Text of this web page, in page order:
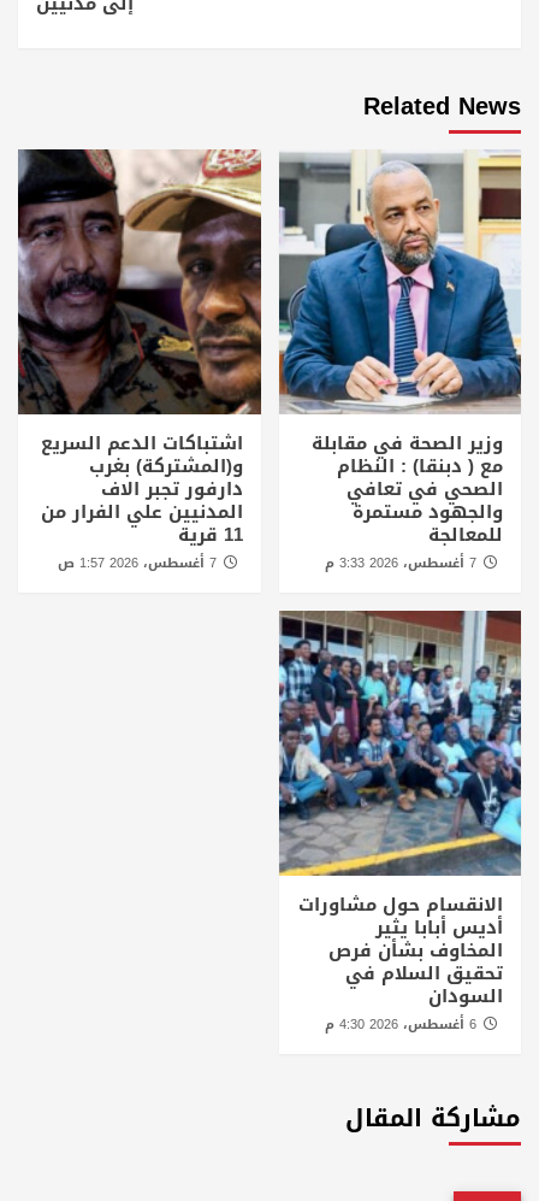
Related News
وزير الصحة في مقابلة
مع ( دبنقا) : النظام
الصحي في تعافي
والجهود مستمرة
للمعالجة
اشتباكات الدعم السريع
و(المشتركة) بغرب
دارفور تجبر الاف
المدنيين علي الفرار من
11 قرية
7 أغسطس، 2026 1:57 ص
الانقسام حول مشاورات
أديس أبابا يثير
المخاوف بشأن فرص
تحقيق السلام في
السودان
مشاركة المقال